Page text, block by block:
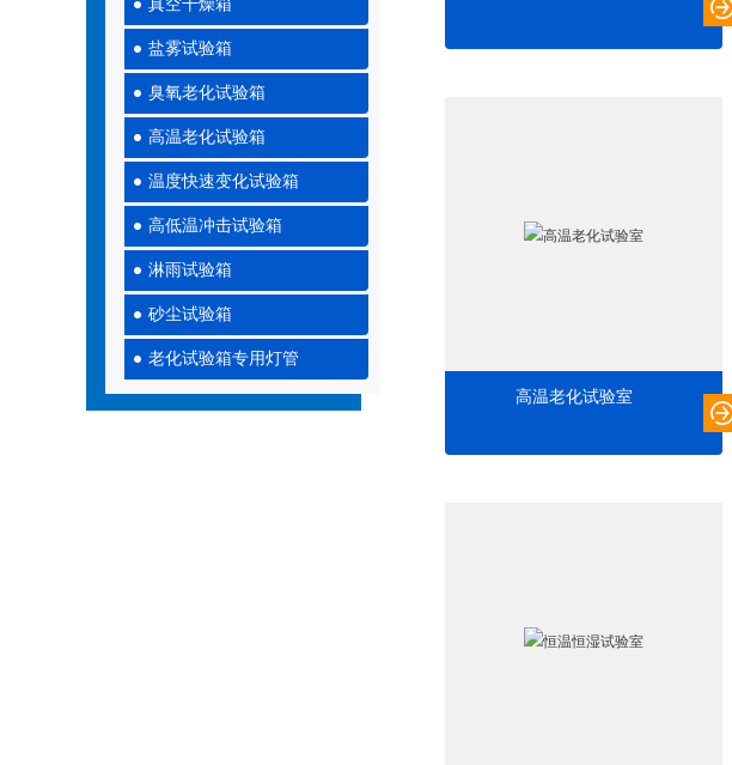
真空干燥箱
盐雾试验箱
臭氧老化试验箱
高温老化试验箱
温度快速变化试验箱
高低温冲击试验箱
淋雨试验箱
砂尘试验箱
老化试验箱专用灯管
高温老化试验室